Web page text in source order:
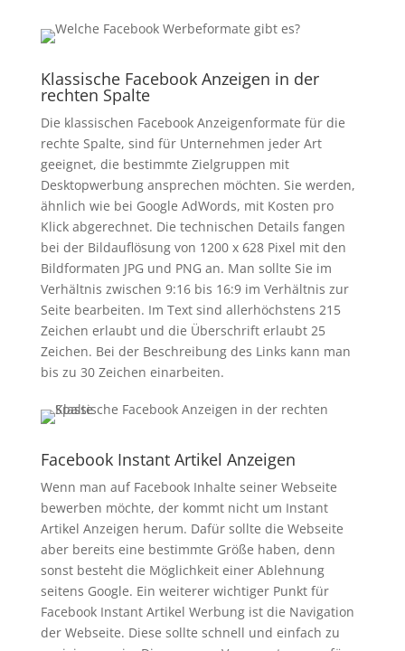
Klassische Facebook Anzeigen in der
rechten Spalte
Die klassischen Facebook Anzeigenformate für die
rechte Spalte, sind für Unternehmen jeder Art
geeignet, die bestimmte Zielgruppen mit
Desktopwerbung ansprechen möchten. Sie werden,
ähnlich wie bei Google AdWords, mit Kosten pro
Klick abgerechnet. Die technischen Details fangen
bei der Bildauflösung von 1200 x 628 Pixel mit den
Bildformaten JPG und PNG an. Man sollte Sie im
Verhältnis zwischen 9:16 bis 16:9 im Verhältnis zur
Seite bearbeiten. Im Text sind allerhöchstens 215
Zeichen erlaubt und die Überschrift erlaubt 25
Zeichen. Bei der Beschreibung des Links kann man
bis zu 30 Zeichen einarbeiten.
Facebook Instant Artikel Anzeigen
Wenn man auf Facebook Inhalte seiner Webseite
bewerben möchte, der kommt nicht um Instant
Artikel Anzeigen herum. Dafür sollte die Webseite
aber bereits eine bestimmte Größe haben, denn
sonst besteht die Möglichkeit einer Ablehnung
seitens Google. Ein weiterer wichtiger Punkt für
Facebook Instant Artikel Werbung ist die Navigation
der Webseite. Diese sollte schnell und einfach zu